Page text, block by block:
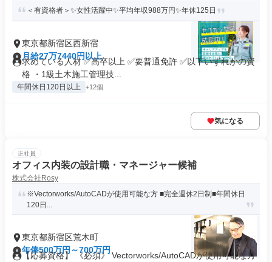
＜有資格者＞✨女性活躍中✨平均年収988万円✨年休125日
東京都新宿区西新宿
月給27万7440円以上
求めている人材 ✅高卒以上 ✅要普通免許 ✅以下いずれかの資
格 ・1級土木施工管理技...
年間休日120日以上 +12個
気になる
正社員
オフィス内装の設計職・マネージャー候補
株式会社Rosy
※Vectorworks/AutoCADが使用可能な方 ■完全週休2日制■年間休日
120日...
東京都新宿区荒木町
年俸500万円～700万円
【応募資格】 《必須》 Vectorworks/AutoCADが使用可能な方